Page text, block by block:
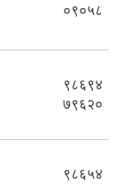
०९०५८
९८६९४
७९६२०
९८६५४